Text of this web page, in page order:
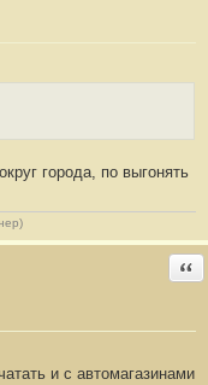
города, по выгонять
и с автомагазинами